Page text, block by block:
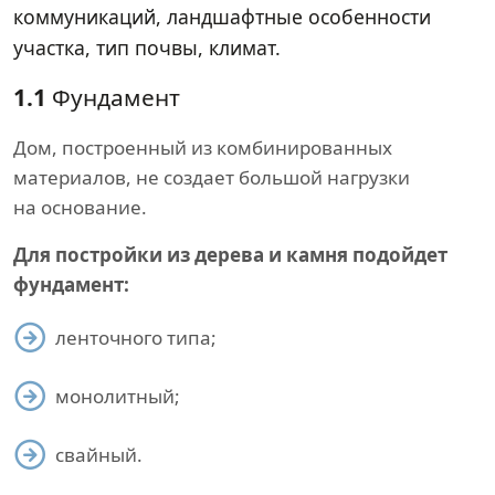
коммуникаций, ландшафтные особенности
участка, тип почвы, климат.
1.1 Фундамент
Дом, построенный из комбинированных
материалов, не создает большой нагрузки
на основание.
Для постройки из дерева и камня подойдет
фундамент:
ленточного типа;
монолитный;
свайный.